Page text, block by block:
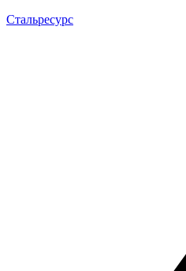
Стальресурс